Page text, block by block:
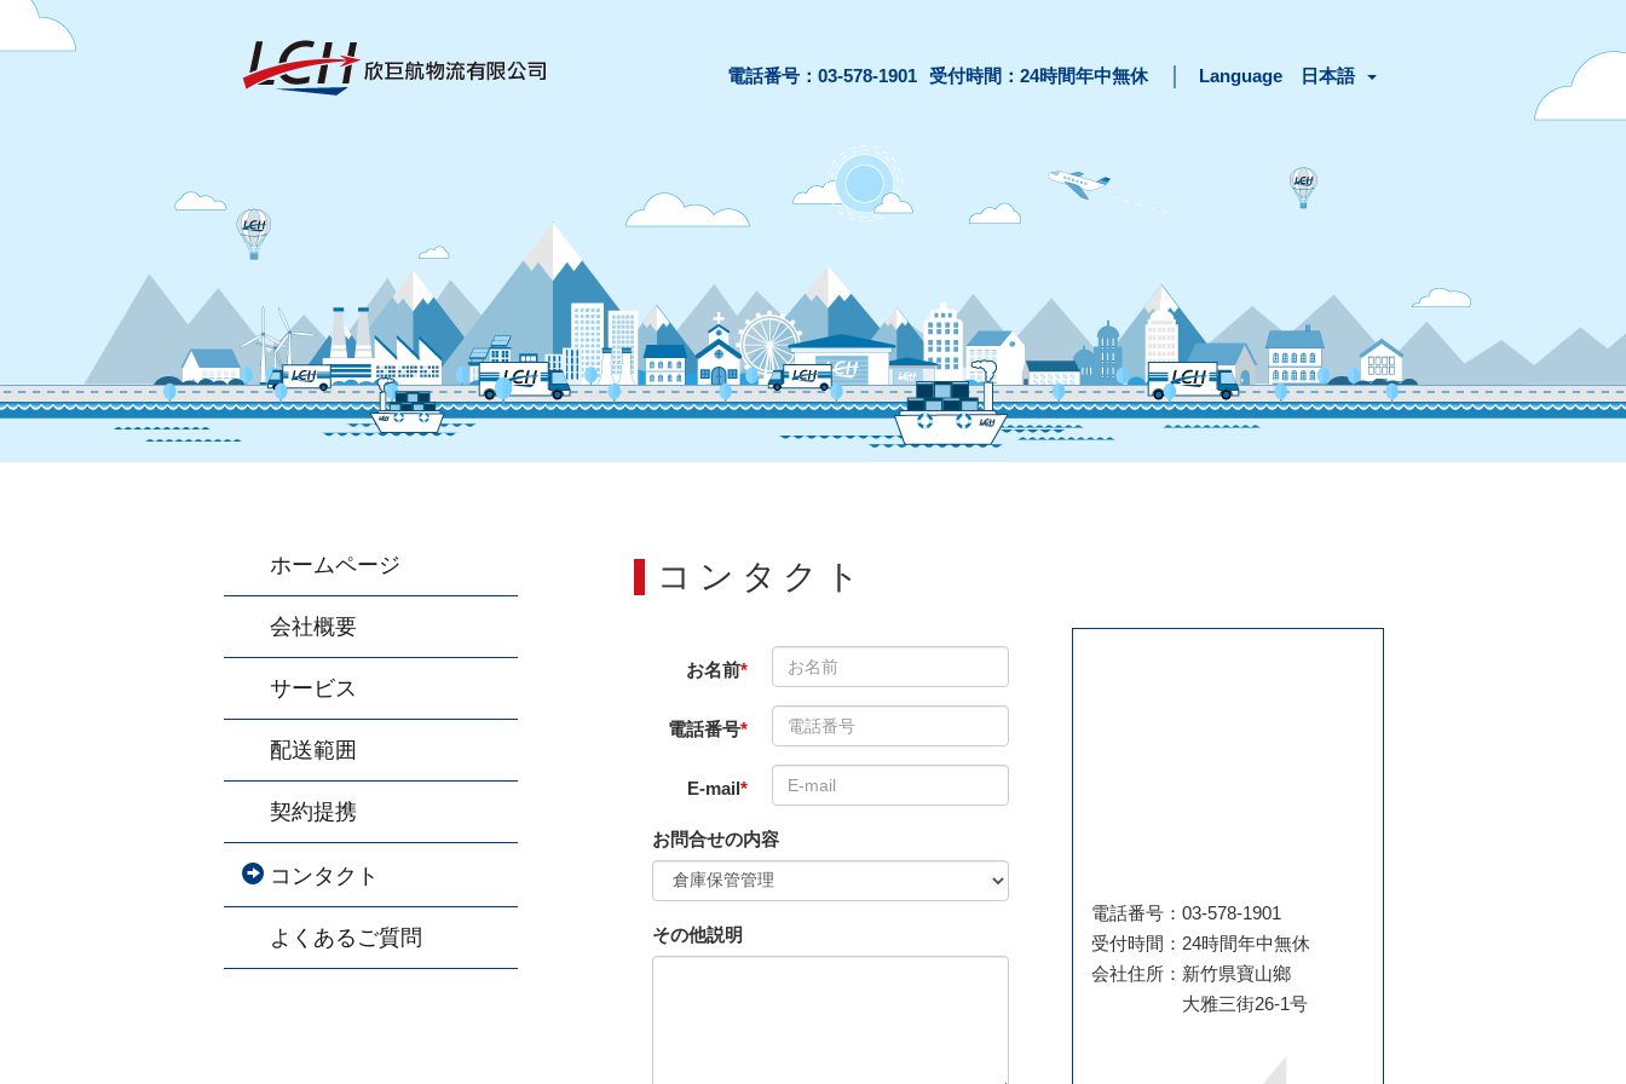
電話番号：03-578-1901 受付時間：24時間年中無休 Language 日本語
ホームページ
会社概要
サービス
配送範囲
契約提携
コンタクト
よくあるご質問
コンタクト
お名前*
電話番号*
E-mail*
お問合せの内容
その他説明
電話番号：03-578-1901
受付時間：24時間年中無休
会社住所：新竹県寶山鄉
大雅三街26-1号